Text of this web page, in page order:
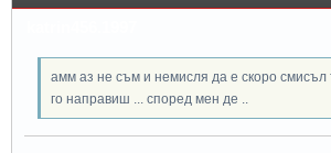
амм аз не съм и немисля да е скоро смисъл
го направиш ... според мен де ..